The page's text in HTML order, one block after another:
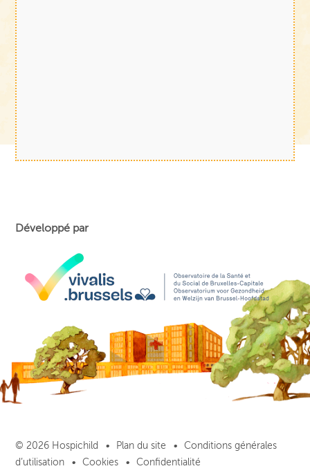
Développé par
© 2026 Hospichild Plan du site
Conditions générales
d’utilisation
Cookies Confidentialité